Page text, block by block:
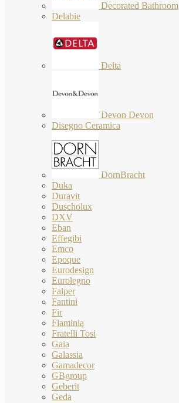
Decorated Bathroom
Delabie
Delta
Devon Devon
Disegno Ceramica
DornBracht
Duka
Duravit
Duscholux
DXV
Eban
Effegibi
Emco
Epoque
Eurodesign
Eurolegno
Falper
Fantini
Fir
Flaminia
Fratelli Tosi
Gaia
Galassia
Gamadecor
GBgroup
Geberit
Geda